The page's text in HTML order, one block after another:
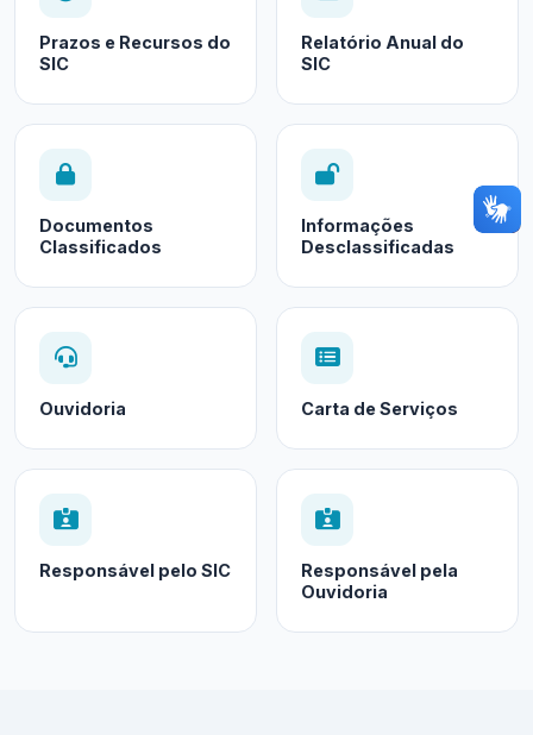
Prazos e Recursos do
SIC
Relatório Anual do
SIC
Documentos
Classificados
Informações
Desclassificadas
Ouvidoria Carta de Serviços
Responsável pelo SIC
Responsável pela
Ouvidoria